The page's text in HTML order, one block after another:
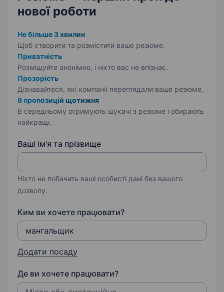
нової роботи
Не більше 3 хвилин
Щоб створити та розмістити ваше резюме.
Приватність
Розміщуйте анонімно, і ніхто вас не впізнає.
Прозорість
Дізнавайтеся, які компанії переглядали ваше резюме.
8 пропозицій щотижня
В середньому отримують шукачі з резюме і обирають
найкращі.
Ваші ім'я та прізвище
Ніхто не побачить ваші особисті дані без вашого
дозволу.
Ким ви хочете працювати?
Додати посаду
Де ви хочете працювати?